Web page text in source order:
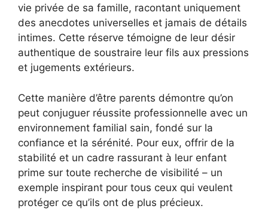
vie privée de sa famille, racontant uniquement
des anecdotes universelles et jamais de détails
intimes. Cette réserve témoigne de leur désir
authentique de soustraire leur fils aux pressions
et jugements extérieurs.
Cette manière d’être parents démontre qu’on
peut conjuguer réussite professionnelle avec un
environnement familial sain, fondé sur la
confiance et la sérénité. Pour eux, offrir de la
stabilité et un cadre rassurant à leur enfant
prime sur toute recherche de visibilité – un
exemple inspirant pour tous ceux qui veulent
protéger ce qu’ils ont de plus précieux.